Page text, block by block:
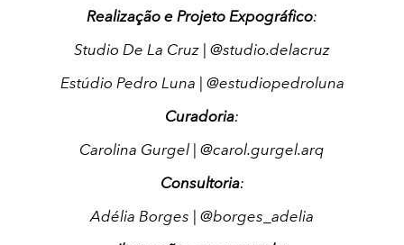
Realização e Projeto Expográfico:
Studio De La Cruz | @studio.delacruz
Estúdio Pedro Luna | @estudiopedroluna
Curadoria:
Carolina Gurgel | @carol.gurgel.arq
Consultoria:
Adélia Borges | @borges_adelia